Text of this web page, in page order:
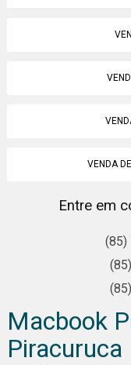
VENDA
Entre em
(85)
(85)
Macbook
Piracuruca